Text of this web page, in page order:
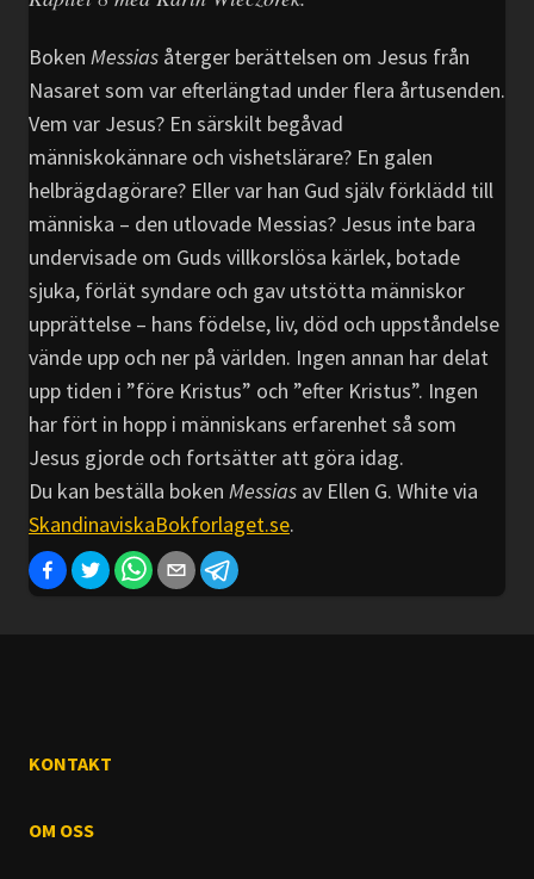
Boken Messias återger berättelsen om Jesus från
Nasaret som var efterlängtad under flera årtusenden.
Vem var Jesus? En särskilt begåvad
människokännare och vishetslärare? En galen
helbrägdagörare? Eller var han Gud själv förklädd till
människa – den utlovade Messias? Jesus inte bara
undervisade om Guds villkorslösa kärlek, botade
sjuka, förlät syndare och gav utstötta människor
upprättelse – hans födelse, liv, död och uppståndelse
vände upp och ner på världen. Ingen annan har delat
upp tiden i ”före Kristus” och ”efter Kristus”. Ingen
har fört in hopp i människans erfarenhet så som
Jesus gjorde och fortsätter att göra idag.
Du kan beställa boken Messias av Ellen G. White via
SkandinaviskaBokforlaget.se.
KONTAKT
OM OSS